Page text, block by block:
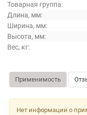
Товарная группа:
Длина, мм:
Ширина, мм:
Высота, мм:
Вес, кг:
Применимость
Нет информации о